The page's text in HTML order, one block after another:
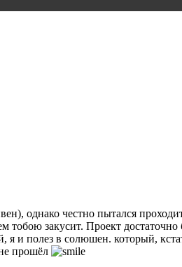
однако честно пытался
тобою закусит. Проект
я и полез в солюшен. который,
прошёл